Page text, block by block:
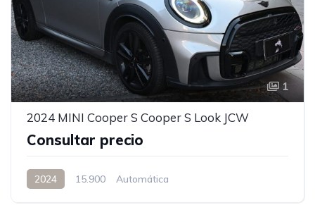
1
2024 MINI Cooper S Cooper S Look JCW
Consultar precio
2024 15.900 Automática